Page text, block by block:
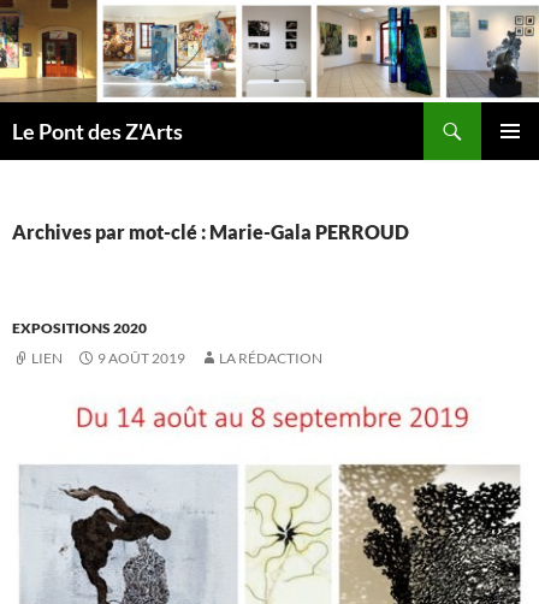
Aller
au
contenu
Le Pont des Z'Arts
Archives par mot-clé : Marie-Gala PERROUD
EXPOSITIONS 2020
LIEN
9 AOÛT 2019 LA RÉDACTION